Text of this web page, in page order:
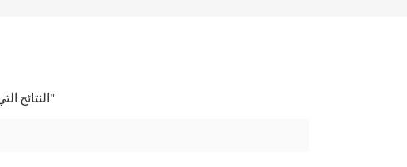
1 النتائج التي تم العثور عليها ل "قمم حمالة صدر اليوغا لتمثال نصفي كبير"